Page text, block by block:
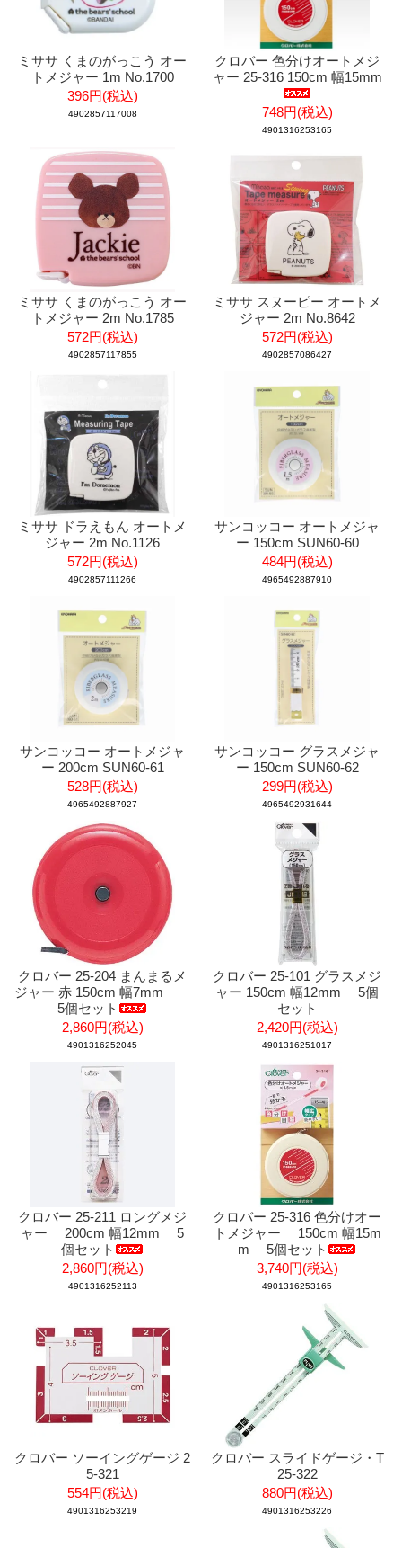
ミササ くまのがっこう オー
トメジャー 1m No.1700
396円(税込)
4902857117008
クロバー 色分けオートメジ
ャー 25-316 150cm 幅15mm
748円(税込)
4901316253165
ミササ くまのがっこう オー
トメジャー 2m No.1785
572円(税込)
4902857117855
ミササ スヌーピー オートメ
ジャー 2m No.8642
572円(税込)
4902857086427
ミササ ドラえもん オートメ
ジャー 2m No.1126
572円(税込)
4902857111266
サンコッコー オートメジャ
ー 150cm SUN60-60
484円(税込)
4965492887910
サンコッコー オートメジャ
ー 200cm SUN60-61
528円(税込)
4965492887927
サンコッコー グラスメジャ
ー 150cm SUN60-62
299円(税込)
4965492931644
クロバー 25-204 まんまるメ
ジャー 赤 150cm 幅7mm
5個セット
2,860円(税込)
4901316252045
クロバー 25-101 グラスメジ
ャー 150cm 幅12mm 5個
セット
2,420円(税込)
4901316251017
クロバー 25-211 ロングメジ
ャー 200cm 幅12mm 5
個セット
2,860円(税込)
4901316252113
クロバー 25-316 色分けオー
トメジャー 150cm 幅15m
m 5個セット
3,740円(税込)
4901316253165
クロバー ソーイングゲージ 2
5-321
554円(税込)
4901316253219
クロバー スライドゲージ・T
25-322
880円(税込)
4901316253226